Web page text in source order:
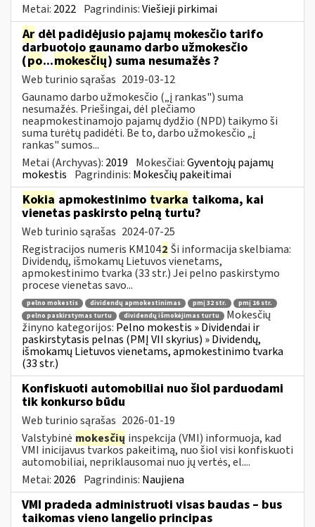
Metai: 2022 Pagrindinis:Viešieji pirkimai
Ar dėl padidėjusio pajamų mokesčio tarifo
darbuotojo gaunamo darbo užmokesčio
(po...mokesčių) suma nesumažės ?
Web turinio sąrašas 2019-03-12
Gaunamo darbo užmokesčio („į rankas") suma
nesumažės. Priešingai, dėl plečiamo
neapmokestinamojo pajamų dydžio (NPD) taikymo ši
suma turėtų padidėti. Be to, darbo užmokesčio „į
rankas" sumos...
Metai (Archyvas): 2019 Mokesčiai:Gyventojų pajamų
mokestis Pagrindinis: Mokesčių pakeitimai
Kokia apmokestinimo tvarka taikoma, kai
vienetas paskirsto pelną turtu?
Web turinio sąrašas 2024-07-25
Registracijos numeris KM1042 Ši informacija skelbiama:
Dividendų, išmokamų Lietuvos vienetams,
apmokestinimo tvarka (33 str.) Jei pelno paskirstymo
procese vienetas savo...
pelno mokestis dividendų apmokestinimas pmį 32 str.
pmį 16 str.
pelno paskirstymas turtu
dividendų išmokėjimas turtu
Mokesčių
žinyno kategorijos: Pelno mokestis » Dividendai ir
paskirstytasis pelnas (PMĮ VII skyrius) » Dividendų,
išmokamų Lietuvos vienetams, apmokestinimo tvarka
(33 str.)
Konfiskuoti automobiliai nuo šiol parduodami
tik konkurso būdu
Web turinio sąrašas 2026-01-19
Valstybinė mokesčių inspekcija (VMI) informuoja, kad
VMI inicijavus tvarkos pakeitimą, nuo šiol visi konfiskuoti
automobiliai, nepriklausomai nuo jų vertės, el....
Metai: 2026 Pagrindinis: Naujiena
VMI pradeda administruoti visas baudas – bus
taikomas vieno langelio principas